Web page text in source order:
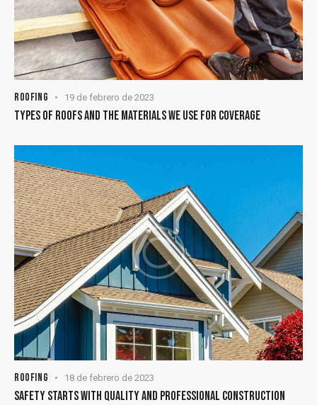
ROOFING 19 de febrero de 2023
TYPES OF ROOFS AND THE MATERIALS WE USE FOR COVERAGE
ROOFING 18 de febrero de 2023
SAFETY STARTS WITH QUALITY AND PROFESSIONAL CONSTRUCTION